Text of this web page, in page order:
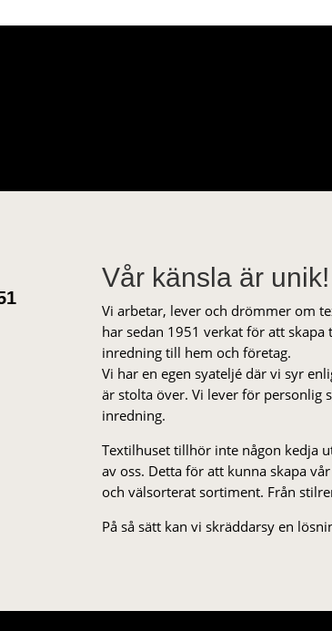
Vår känsla är unik!
Vi arbetar, lever och drömmer om
har sedan 1951 verkat för att
inredning till hem och företag.
Vi har en egen syateljé där vi syr
är stolta över. Vi lever för personlig
inredning.
Textilhuset tillhör inte någon kedja
av oss. Detta för att kunna skapa
och välsorterat sor­ti­ment. Från
På så sätt kan vi skräddarsy en